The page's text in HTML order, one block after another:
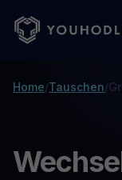
Home/Tauschen/